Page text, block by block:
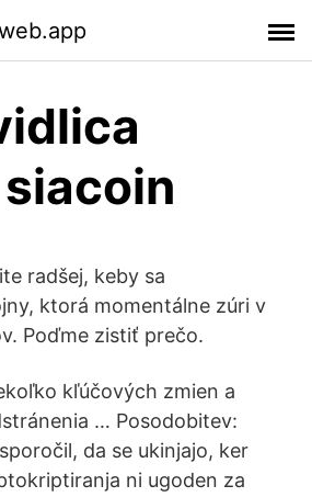
radšej, keby sa
ktorá momentálne zúri v
Poďme zistiť prečo.
kľúčových zmien a
… Posodobitev:
da se ukinjajo, ker
ni ugoden za